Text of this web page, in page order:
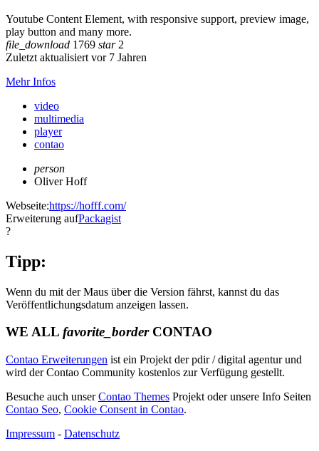
Youtube Content Element, with responsive support, preview image,
play button and many more.
file_download 1769 star2
Zuletzt aktualisiert vor 7 Jahren
Mehr Infos
video
multimedia
player
contao
person
Oliver Hoff
Webseite:https://hofff.com/
Erweiterung aufPackagist
?
Tipp:
Wenn du mit der Maus über die Version fährst, kannst du das
Veröffentlichungsdatum anzeigen lassen.
WE ALL favorite_borderCONTAO
Contao Erweiterungen ist ein Projekt der pdir / digital agentur und
wird der Contao Community kostenlos zur Verfügung gestellt.
Besuche auch unserContao Themes Projekt oder unsere Info Seiten
Contao Seo, Cookie Consent in Contao.
Impressum - Datenschutz